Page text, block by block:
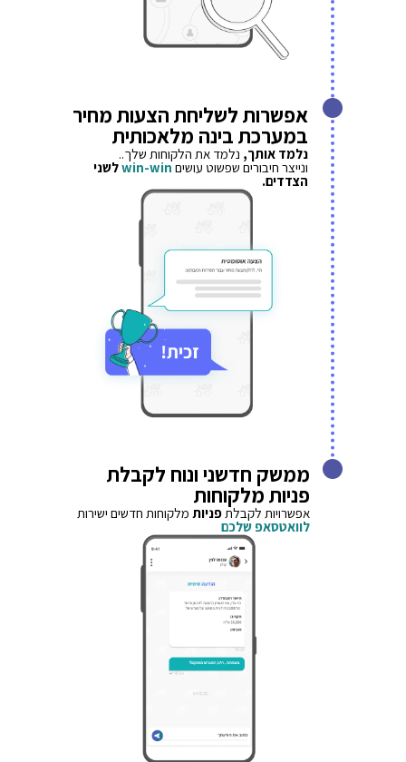
אפשרות לשליחת הצעות מחיר
במערכת בינה מלאכותית
נלמד אותך, נלמד את הלקוחות שלך..
ונייצר חיבורים שפשוט עושים win-winלשני
הצדדים.
ממשק חדשני ונוח לקבלת
פניות מלקוחות
אפשרויות לקבלתפניות מלקוחות חדשים ישירות
לוואטסאפ שלכם